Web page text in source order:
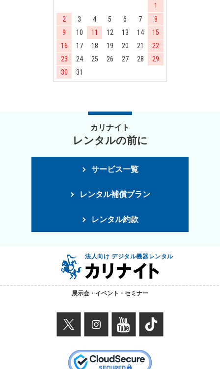
1
2
3 4 5 6 7
8
9
10 11 12 13 14
15
16
17 18 19 20 21
22
23
24 25 26 27 28
29
30
31
カリナイト
レンタルの前に
サービス一覧
レンタル補償プラン
レンタル約款
法人向け デジタル機器レンタル
展示会・イベント・セミナー